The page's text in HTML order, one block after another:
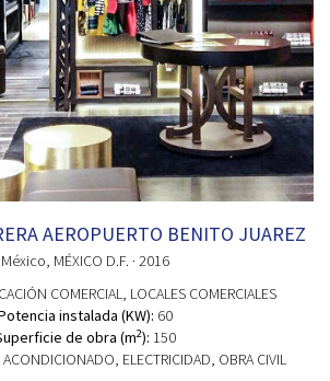
AEROPUERTO BENITO JUAREZ
México, MÉXICO D.F. · 2016
COMERCIAL, LOCALES COMERCIALES
instalada (KW): 60
de obra (m2): 150
ACONDICIONADO, ELECTRICIDAD, OBRA CIVIL